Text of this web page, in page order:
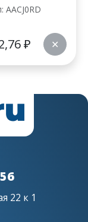
AACJ0RD
₽ ✕
22 к 1